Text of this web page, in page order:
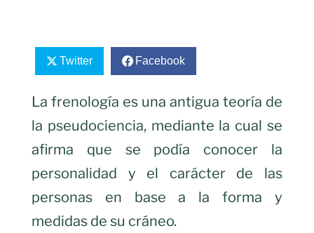
Twitter Facebook
La frenología es una antigua teoría de
la pseudociencia, mediante la cual se
afirma que se podía conocer la
personalidad y el carácter de las
personas en base a la forma y
medidas de su cráneo.